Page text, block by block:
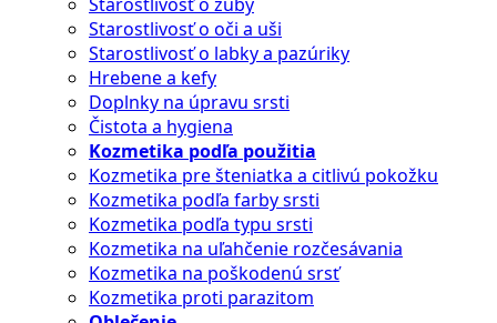
Starostlivosť o oči a uši
Starostlivosť o labky a pazúriky
Hrebene a kefy
Doplnky na úpravu srsti
Čistota a hygiena
Kozmetika podľa použitia
Kozmetika pre šteniatka a citlivú pokožku
Kozmetika podľa farby srsti
Kozmetika podľa typu srsti
Kozmetika na uľahčenie rozčesávania
Kozmetika na poškodenú srsť
Kozmetika proti parazitom